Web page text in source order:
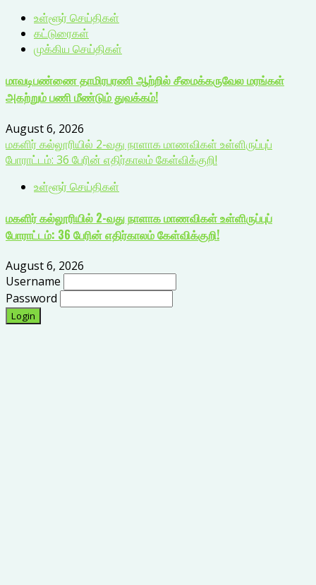
உள்ளூர் செய்திகள்
கட்டுரைகள்
முக்கிய செய்திகள்
மாவடிபண்ணை தாமிரபரணி ஆற்றில் சீமைக்கருவேல மரங்கள்
அகற்றும் பணி மீண்டும் துவக்கம்!
August 6, 2026
மகளிர் கல்லூரியில் 2-வது நாளாக மாணவிகள் உள்ளிருப்புப்
போராட்டம்: 36 பேரின் எதிர்காலம் கேள்விக்குறி!
உள்ளூர் செய்திகள்
மகளிர் கல்லூரியில் 2-வது நாளாக மாணவிகள் உள்ளிருப்புப்
போராட்டம்: 36 பேரின் எதிர்காலம் கேள்விக்குறி!
August 6, 2026
Username
Password